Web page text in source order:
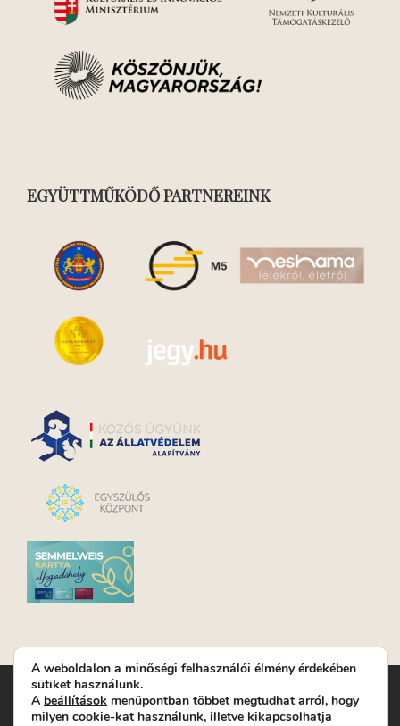
EGYÜTTMŰKÖDŐ PARTNEREINK
Turay Ida Színház Közhasznú Nonprofit Kft. | Működési
helyszín: Turay Ida Színház 1089 Budapest, Kálvária tér 6. |
A weboldalon a minőségi felhasználói élmény érdekében
sütiket használunk.
A beállítások menüpontban többet megtudhat arról, hogy
milyen cookie-kat használunk, illetve kikapcsolhatja